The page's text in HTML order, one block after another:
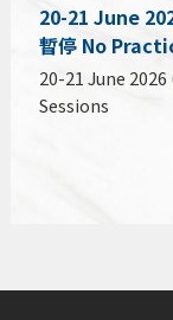
20-21 June
暫停 No
20-21 June
Sessions